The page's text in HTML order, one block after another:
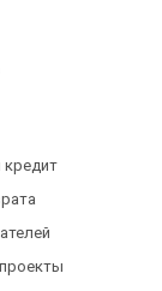
кредит